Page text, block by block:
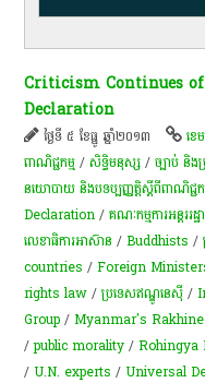
Criticism Continues
Declaration
ថ្ងៃទី ៥ ខែធ្នូ ឆ្នាំ២០១៣ ខេ
ពាណិជ្ជកម្ម /សិទ្ធិមនុស្ស /ច្បាប់ និង
នយោបាយ និងបទប្បញ្ញត្តិស្តីពីពាណិជ្ជក
Declaration /គណៈកម្មការអន្តរ
លេខាធិការអាស៊ាន /Buddhists /
countries /Foreign
rights law /ប្រទេសឥណ្ឌូនេស៊ី /
Group /Myanmar's
/public morality /Rohingya
/U.N. experts /Universal